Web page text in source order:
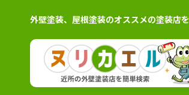
外壁塗装、屋根塗装のオススメの塗装店